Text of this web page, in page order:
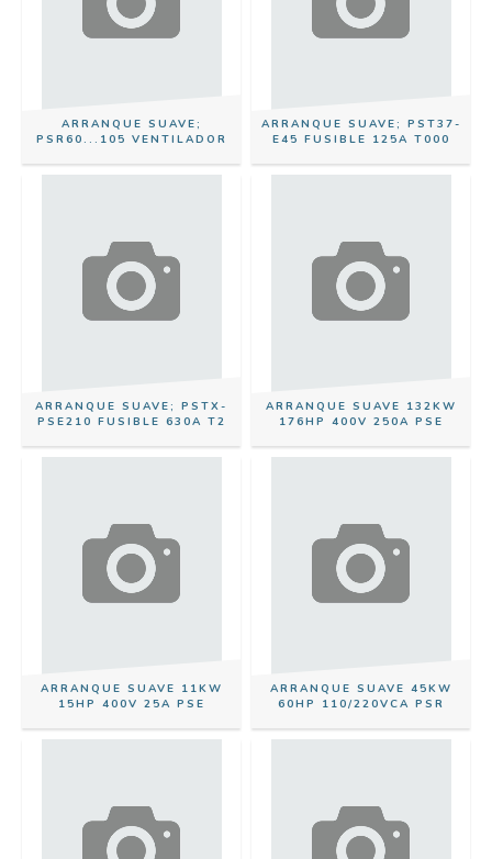
ARRANQUE SUAVE;
PSR60...105 VENTILADOR
ARRANQUE SUAVE; PST37-
E45 FUSIBLE 125A T000
ARRANQUE SUAVE; PSTX-
PSE210 FUSIBLE 630A T2
ARRANQUE SUAVE 132KW
176HP 400V 250A PSE
ARRANQUE SUAVE 11KW
15HP 400V 25A PSE
ARRANQUE SUAVE 45KW
60HP 110/220VCA PSR